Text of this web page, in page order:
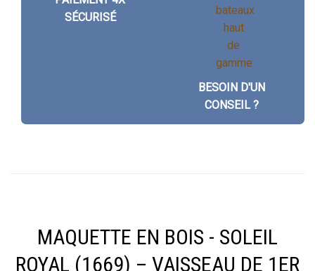
SÉCURISÉ
BESOIN D'UN
CONSEIL ?
MAQUETTE EN BOIS - SOLEIL
ROYAL (1669) – VAISSEAU DE 1ER